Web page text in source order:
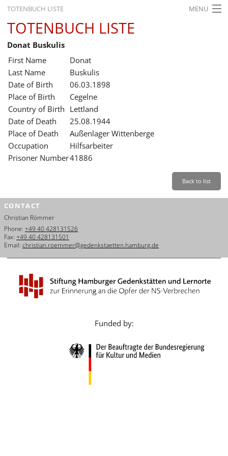
TOTENBUCH LISTE MENU
STARTSEITE
AUSSTELLUNGEN
GESCHICHTE
BILDUNG
FORSCHUNG
SERVICE
Leichte Sprache Back
Dansk
Español
Italiano
Nederlands
Português
TOTENBUCH LISTE
Donat Buskulis
First Name
Donat
Last Name
Buskulis
Date of Birth
06.03.1898
Place of Birth
Cegelne
Country of Birth Lettland
Date of Death
25.08.1944
Place of Death
Außenlager Wittenberge
Occupation
Hilfsarbeiter
Prisoner Number41886
Back to list
CONTACT
Christian Römmer
Phone: +49 40 428131526
Fax: +49 40 428131501
Email: christian.roemmer@gedenkstaetten.hamburg.de
Funded by: